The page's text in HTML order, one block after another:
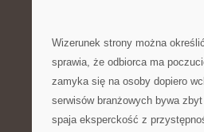
Wizerunek strony można
sprawia, że odbiorca ma
zamyka się na osoby dopiero
serwisów branżowych bywa
spaja eksperckość z